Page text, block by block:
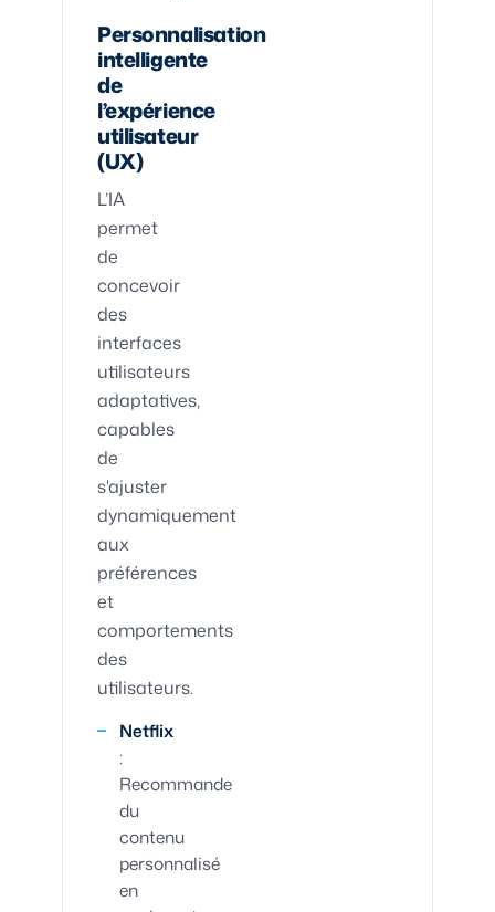
Personnalisation
intelligente
de
l’expérience
utilisateur
(UX)
L’IA
permet
de
concevoir
des
interfaces
utilisateurs
adaptatives,
capables
de
s'ajuster
dynamiquement
aux
préférences
et
comportements
des
utilisateurs.
Netflix
:
Recommande
du
contenu
personnalisé
en